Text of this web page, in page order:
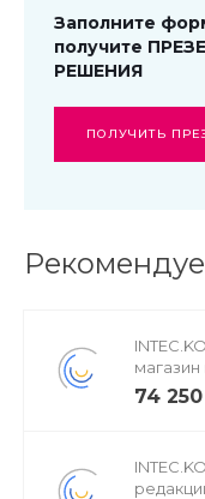
Заполните
получите
РЕШЕНИЯ
ПОЛУЧИТЬ
74